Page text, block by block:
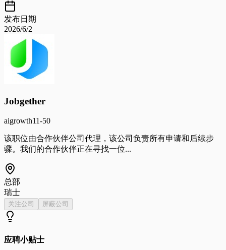
发布日期
2026/6/2
Jobgether
aigrowth11-50
该职位由合作伙伴公司代理，该公司负责所有申请和后续步
骤。我们的合作伙伴正在寻找一位...
总部
瑞士
关注公司 屏蔽公司
应聘小贴士